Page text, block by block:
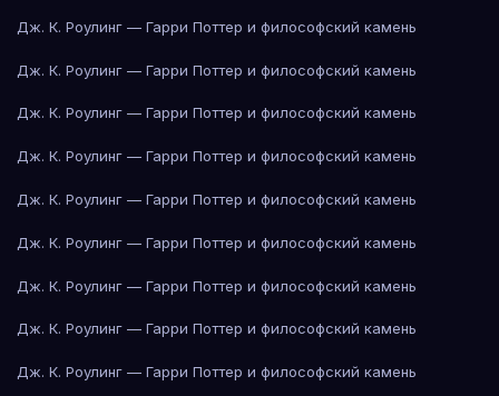
Дж. К. Роулинг — Гарри Поттер и философский камень
Дж. К. Роулинг — Гарри Поттер и философский камень
Дж. К. Роулинг — Гарри Поттер и философский камень
Дж. К. Роулинг — Гарри Поттер и философский камень
Дж. К. Роулинг — Гарри Поттер и философский камень
Дж. К. Роулинг — Гарри Поттер и философский камень
Дж. К. Роулинг — Гарри Поттер и философский камень
Дж. К. Роулинг — Гарри Поттер и философский камень
Дж. К. Роулинг — Гарри Поттер и философский камень